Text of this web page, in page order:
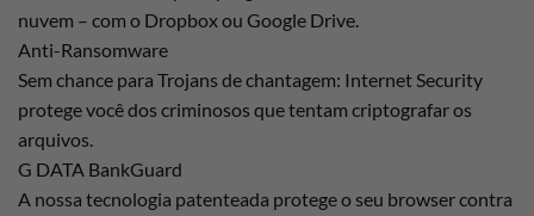
nuvem – com o Dropbox ou Google Drive.
Anti-Ransomware
Sem chance para Trojans de chantagem: Internet Security
protege você dos criminosos que tentam criptografar os
arquivos.
G DATA BankGuard
A nossa tecnologia patenteada protege o seu browser contra